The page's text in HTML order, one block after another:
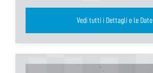
Vedi tutti i Dettagli e le Date